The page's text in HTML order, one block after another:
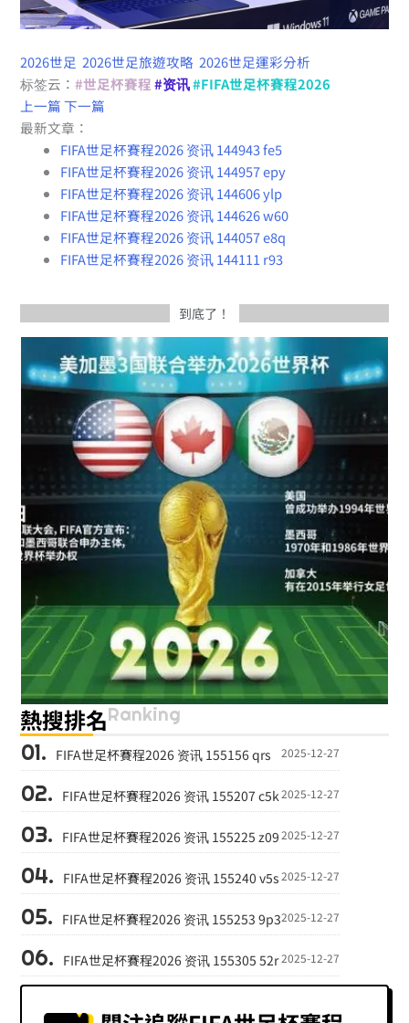
2026世足 2026世足旅遊攻略 2026世足運彩分析
标签云：#世足杯賽程 #资讯#FIFA世足杯賽程2026
上一篇 下一篇
最新文章：
FIFA世足杯賽程2026 资讯 144943 fe5
FIFA世足杯賽程2026 资讯 144957 epy
FIFA世足杯賽程2026 资讯 144606 ylp
FIFA世足杯賽程2026 资讯 144626 w60
FIFA世足杯賽程2026 资讯 144057 e8q
FIFA世足杯賽程2026 资讯 144111 r93
到底了！
熱搜排名Ranking
FIFA世足杯賽程2026 资讯 155156 qrs 2025-12-27
FIFA世足杯賽程2026 资讯 155207 c5k2025-12-27
FIFA世足杯賽程2026 资讯 155225 z092025-12-27
FIFA世足杯賽程2026 资讯 155240 v5s2025-12-27
FIFA世足杯賽程2026 资讯 155253 9p32025-12-27
FIFA世足杯賽程2026 资讯 155305 52r2025-12-27